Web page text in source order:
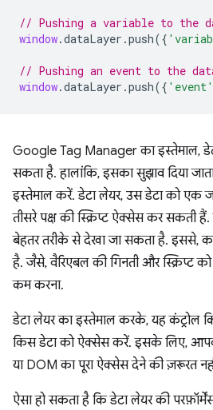
// Pushing a variable to the
window.dataLayer .push({
// Pushing an event to the
window.dataLayer .push({ 'event'
Google Tag Manager का इस्तेमाल,
सकता है. हालांकि, इसका सुझाव दिया
इस्तेमाल करें. डेटा लेयर, उस डेटा को एक
तीसरे पक्ष की स्क्रिप्ट ऐक्सेस कर सकती
बेहतर तरीके से देखा जा सकता है. इससे,
है. जैसे, वैरिएबल की गिनती और स्क्रिप्ट
कम करना.
डेटा लेयर का इस्तेमाल करके, यह कंट्रोल
किस डेटा को ऐक्सेस करें. इसके लिए,
या DOM का पूरा ऐक्सेस देने की ज़रूरत
ऐसा हो सकता है कि डेटा लेयर की